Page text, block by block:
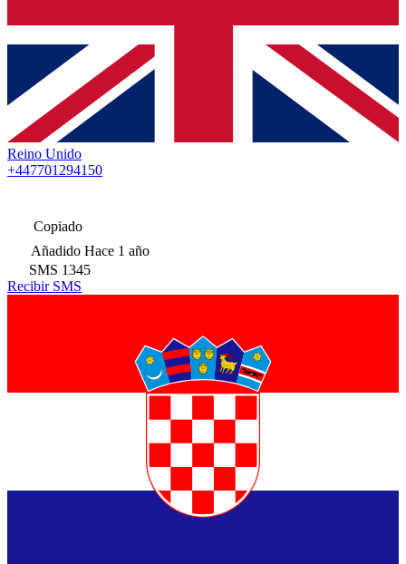
Reino Unido
+447701294150
Copiado
Añadido Hace 1 año
SMS 1345
Recibir SMS